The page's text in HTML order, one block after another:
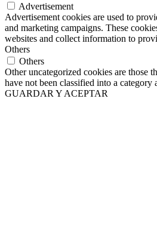
Advertisement
Advertisement cookies are used to
and marketing campaigns. These
websites and collect information to
Others
Others
Other uncategorized cookies are those
have not been classified into a category
GUARDAR Y ACEPTAR